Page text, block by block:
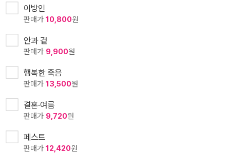
이방인
판매가 10,800원
안과 겉
판매가 9,900원
행복한 죽음
판매가 13,500원
결혼·여름
판매가 9,720원
페스트
판매가 12,420원